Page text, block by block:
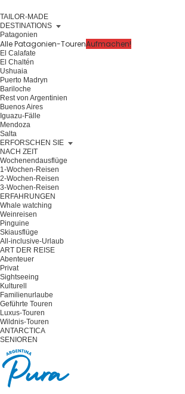
TAILOR-MADE
DESTINATIONS
Patagonien
Alle Patagonien-TourenAufmachen!
El Calafate
El Chaltén
Ushuaia
Puerto Madryn
Bariloche
Rest von Argentinien
Buenos Aires
Iguazu-Fälle
Mendoza
Salta
ERFORSCHEN SIE
NACH ZEIT
Wochenendausflüge
1-Wochen-Reisen
2-Wochen-Reisen
3-Wochen-Reisen
ERFAHRUNGEN
Whale watching
Weinreisen
Pinguine
Skiausflüge
All-inclusive-Urlaub
ART DER REISE
Abenteuer
Privat
Sightseeing
Kulturell
Familienurlaube
Geführte Touren
Luxus-Touren
Wildnis-Touren
ANTARCTICA
SENIOREN